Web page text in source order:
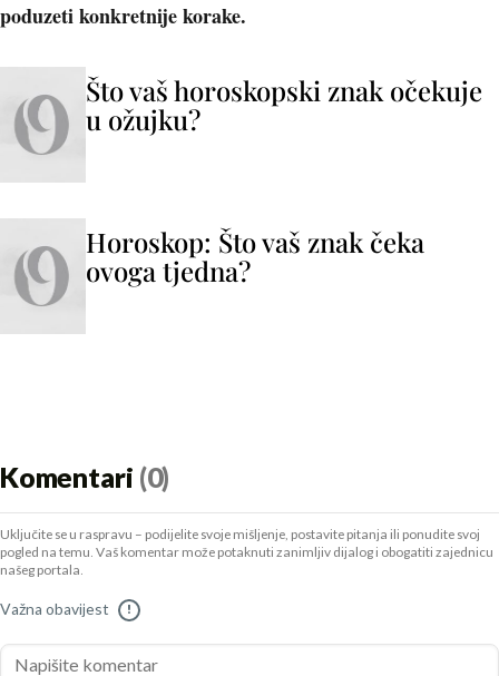
poduzeti konkretnije korake.
Što vaš horoskopski znak očekuje
u ožujku?
Horoskop: Što vaš znak čeka
ovoga tjedna?
Komentari (0)
Uključite se u raspravu – podijelite svoje mišljenje, postavite pitanja ili ponudite svoj
pogled na temu. Vaš komentar može potaknuti zanimljiv dijalog i obogatiti zajednicu
našeg portala.
Važna obavijest !